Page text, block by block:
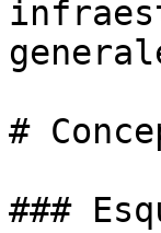
#
###